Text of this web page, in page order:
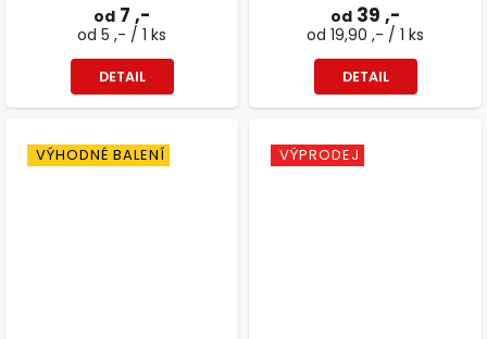
od 7 ,-
od 5 ,- / 1 ks
DETAIL
od 39 ,-
od 19,90 ,- / 1 ks
DETAIL
VÝHODNÉ BALENÍ VÝPRODEJ